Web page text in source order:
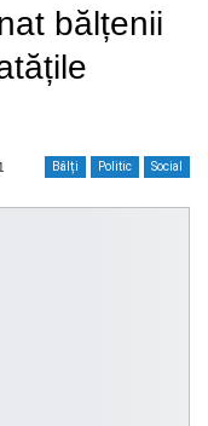
bălțenii
Bălți Politic Social